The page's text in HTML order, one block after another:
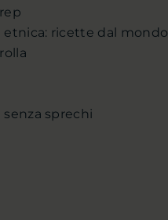
etnica: ricette dal mondo
senza sprechi